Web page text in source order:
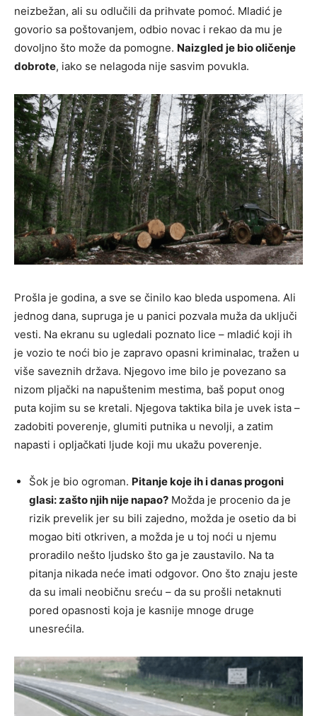
neizbežan, ali su odlučili da prihvate pomoć. Mladić je
govorio sa poštovanjem, odbio novac i rekao da mu je
dovoljno što može da pomogne. Naizgled je bio oličenje
dobrote, iako se nelagoda nije sasvim povukla.
Prošla je godina, a sve se činilo kao bleda uspomena. Ali
jednog dana, supruga je u panici pozvala muža da uključi
vesti. Na ekranu su ugledali poznato lice – mladić koji ih
je vozio te noći bio je zapravo opasni kriminalac, tražen u
više saveznih država. Njegovo ime bilo je povezano sa
nizom pljački na napuštenim mestima, baš poput onog
puta kojim su se kretali. Njegova taktika bila je uvek ista –
zadobiti poverenje, glumiti putnika u nevolji, a zatim
napasti i opljačkati ljude koji mu ukažu poverenje.
Šok je bio ogroman. Pitanje koje ih i danas progoni
glasi: zašto njih nije napao? Možda je procenio da je
rizik prevelik jer su bili zajedno, možda je osetio da bi
mogao biti otkriven, a možda je u toj noći u njemu
proradilo nešto ljudsko što ga je zaustavilo. Na ta
pitanja nikada neće imati odgovor. Ono što znaju jeste
da su imali neobičnu sreću – da su prošli netaknuti
pored opasnosti koja je kasnije mnoge druge
unesrećila.